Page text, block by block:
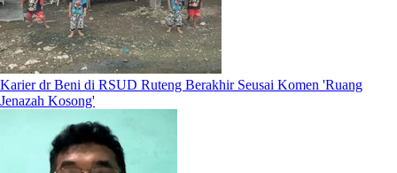
Karier dr Beni di RSUD Ruteng Berakhir Seusai Komen 'Ruang
Jenazah Kosong'